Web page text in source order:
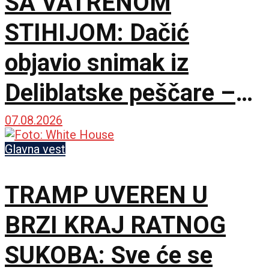
STIHIJOM: Dačić
objavio snimak iz
Deliblatske peščare –
ubačena i tri helikoptera
07.08.2026
Glavna vest
TRAMP UVEREN U
BRZI KRAJ RATNOG
SUKOBA: Sve će se